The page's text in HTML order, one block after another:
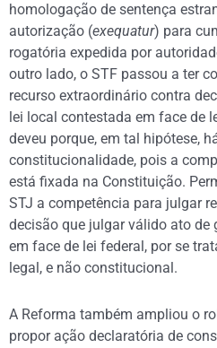
homologação de sentença
autorização (exequatur) para
rogatória expedida por
outro lado, o STF passou a ter
recurso extraordinário contra
lei local contestada em face de
deveu porque, em tal hipótese,
constitucionalidade, pois a
está fixada na Constituição.
STJ a competência para julgar
decisão que julgar válido ato de
em face de lei federal, por se
legal, e não constitucional.
A Reforma também ampliou o
propor ação declaratória de